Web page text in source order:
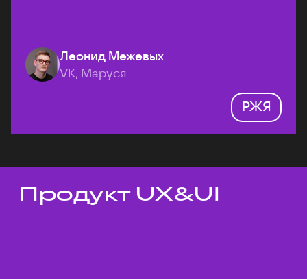
Леонид Межевых
VK, Маруся
РЖЯ
Темы докладов
Продукт UX&UI